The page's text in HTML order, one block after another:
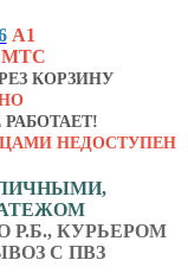
А1
МТС
КОРЗИНУ
РАБОТАЕТ!
НЕДОСТУПЕН
Р.Б., КУРЬЕРОМ
С ПВЗ